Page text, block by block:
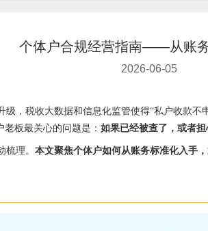
个体户合规经营指南——从账
2026-06-05
级，税收大数据和信息化监管使得“私户收款不
板最关心的问题是： 如果已经被查了，或者
梳理。 本文聚焦个体户如何从账务标准化入手